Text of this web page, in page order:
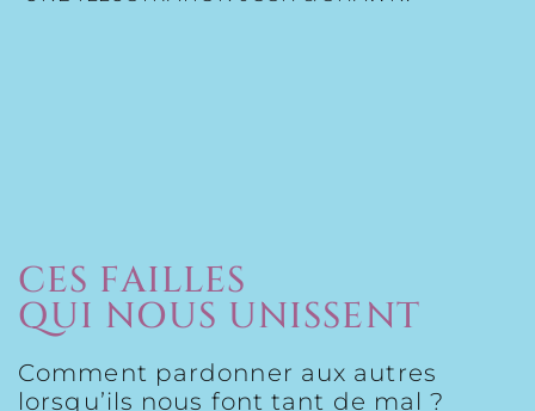
CES FAILLES
QUI NOUS UNISSENT
Comment pardonner aux autres
lorsqu’ils nous font tant de mal ?